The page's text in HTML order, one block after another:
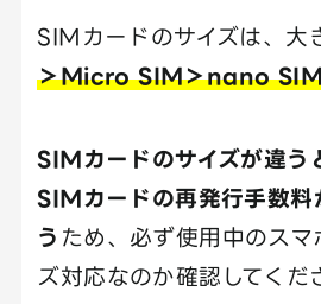
SIMカードのサイズは、大
＞Micro SIM＞nano
SIMカードのサイズが違う
SIMカードの再発行手数料
う ため、必ず使用中のスマ
ズ対応なのか確認してくだ